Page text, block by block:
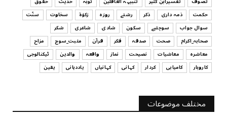
اس وقت آپ کا موڈ کیسا ہے؟
July 29, 2026
UNCATEGORIZED
قرض لینے اور دینے میں ہوشیاری
July 29, 2026
آپ کا فیصلہ کرنے کا انداز
July 29, 2026
حکمت
ذمہ داری ذکر رشتے روزہ زکوٰۃ سخاوت
سنّت
سوال جواب
سوچئیے سکون شادی شاعری
شکر
صحابہ_اکرام
صحت صدقہ فکر قرآن مثبت_سوچ
مزاح
معاشرہ
معاشیات نصیحت نماز واقعہ والدین
ٹیکنالوجی
کاروبار
کامیابی کردار کہانی کہانیاں یاددہانی یقین
مختلف موضوعات